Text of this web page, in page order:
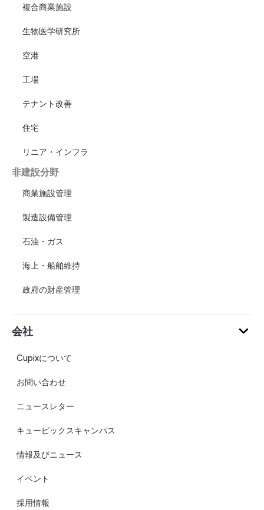
複合商業施設
生物医学研究所
空港
工場
テナント改善
住宅
リニア・インフラ
非建設分野
商業施設管理
製造設備管理
石油・ガス
海上・船舶維持
政府の財産管理
会社
Cupixについて
お問い合わせ
ニュースレター
キューピックスキャンパス
情報及びニュース
イベント
採用情報